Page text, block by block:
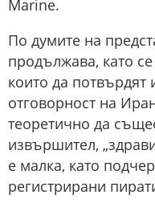
Marine.
По думите на
продължава, като
които да потвърдят
отговорност на
теоретично да
извършител,
е малка, като
регистрирани